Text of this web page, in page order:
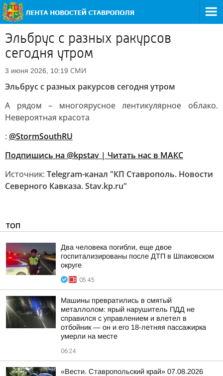
Эльбрус с разных ракурсов
сегодня утром
3 июня 2026, 10:19 СМИ
Эльбрус с разных ракурсов сегодня утром
А рядом – многоярусное лентикулярное облако.
Невероятная красота
: @StormSouthRU
Подпишись на @kpstav | Читать нас в МАКС
Источник: Telegram-канал "КП Ставрополь. Новости
Северного Кавказа. Stav.kp.ru"
ТОП
Два человека погибли, еще двое
госпитализированы после ДТП в Шпаковском
округе
05:45
Машины превратились в смятый
металлолом: ярый нарушитель ПДД не
справился с управлением и влетел в
отбойник — он и его 18-летняя пассажирка
умерли на месте
06:24
«Вести. Ставропольский край» 07.08.2026